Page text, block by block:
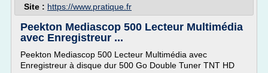
Site : https://www.pratique.fr
Peekton Mediascop 500 Lecteur Multimédia
avec Enregistreur ...
Peekton Mediascop 500 Lecteur Multimédia avec
Enregistreur à disque dur 500 Go Double Tuner TNT HD